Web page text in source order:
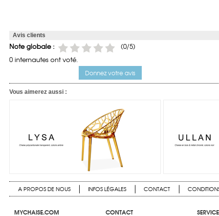
Avis clients
Note globale :
(0/5)
0 internautes ont voté.
Donnez votre avis
Vous aimerez aussi :
A PROPOS DE NOUS INFOS LÉGALES CONTACT
MYCHAISE.COM CONTACT